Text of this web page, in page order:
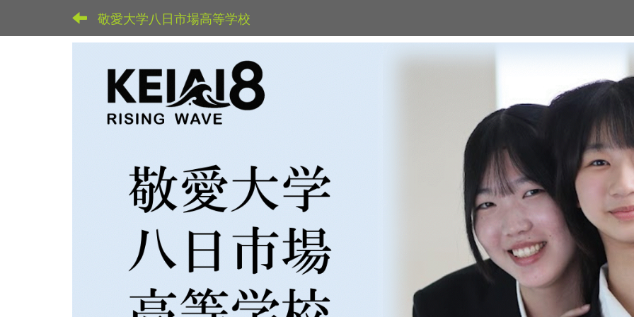
敬愛大学八日市場高等学校